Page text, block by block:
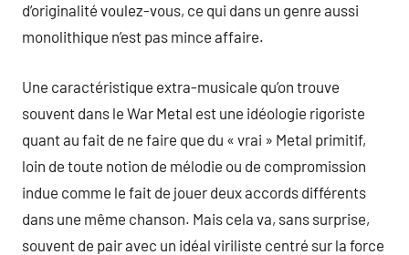
d’originalité voulez-vous, ce qui dans un genre aussi
monolithique n’est pas mince affaire.
Une caractéristique extra-musicale qu’on trouve
souvent dans le War Metal est une idéologie rigoriste
quant au fait de ne faire que du « vrai » Metal primitif,
loin de toute notion de mélodie ou de compromission
indue comme le fait de jouer deux accords différents
dans une même chanson. Mais cela va, sans surprise,
souvent de pair avec un idéal viriliste centré sur la force